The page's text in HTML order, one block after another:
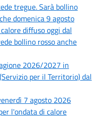
tregue. Sarà bollino
domenica 9 agosto
diffuso oggi dal
bollino rosso anche
2026/2027 in
per il Territorio) dal
7 agosto 2026
l'ondata di calore